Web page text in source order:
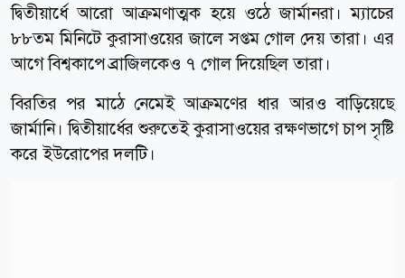
দ্বিতীয়ার্ধে আরো আক্রমণাত্মক হয়ে ওঠে জার্মানরা। ম্যাচের
৮৮তম মিনিটে কুরাসাওয়ের জালে সপ্তম গোল দেয় তারা। এর
আগে বিশ্বকাপে ব্রাজিলকেও ৭ গোল দিয়েছিল তারা।
বিরতির পর মাঠে নেমেই আক্রমণের ধার আরও বাড়িয়েছে
জার্মানি। দ্বিতীয়ার্ধের শুরুতেই কুরাসাওয়ের রক্ষণভাগে চাপ সৃষ্টি
করে ইউরোপের দলটি।